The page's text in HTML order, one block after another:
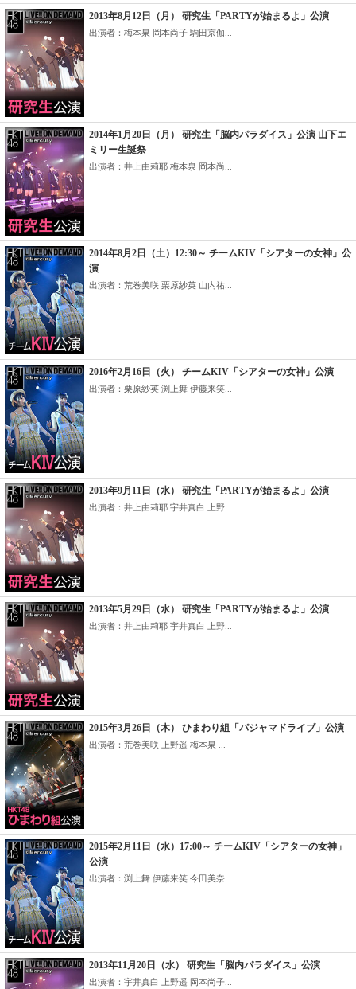
2013年8月12日（月） 研究生「PARTYが始まるよ」公演
出演者：梅本泉 岡本尚子 駒田京伽...
2014年1月20日（月） 研究生「脳内パラダイス」公演 山下エ
ミリー生誕祭
出演者：井上由莉耶 梅本泉 岡本尚...
2014年8月2日（土）12:30～ チームKIV「シアターの女神」公
演
出演者：荒巻美咲 栗原紗英 山内祐...
2016年2月16日（火） チームKIV「シアターの女神」公演
出演者：栗原紗英 渕上舞 伊藤来笑...
2013年9月11日（水） 研究生「PARTYが始まるよ」公演
出演者：井上由莉耶 宇井真白 上野...
2013年5月29日（水） 研究生「PARTYが始まるよ」公演
出演者：井上由莉耶 宇井真白 上野...
2015年3月26日（木） ひまわり組「パジャマドライブ」公演
出演者：荒巻美咲 上野遥 梅本泉 ...
2015年2月11日（水）17:00～ チームKIV「シアターの女神」
公演
出演者：渕上舞 伊藤来笑 今田美奈...
2013年11月20日（水） 研究生「脳内パラダイス」公演
出演者：宇井真白 上野遥 岡本尚子...